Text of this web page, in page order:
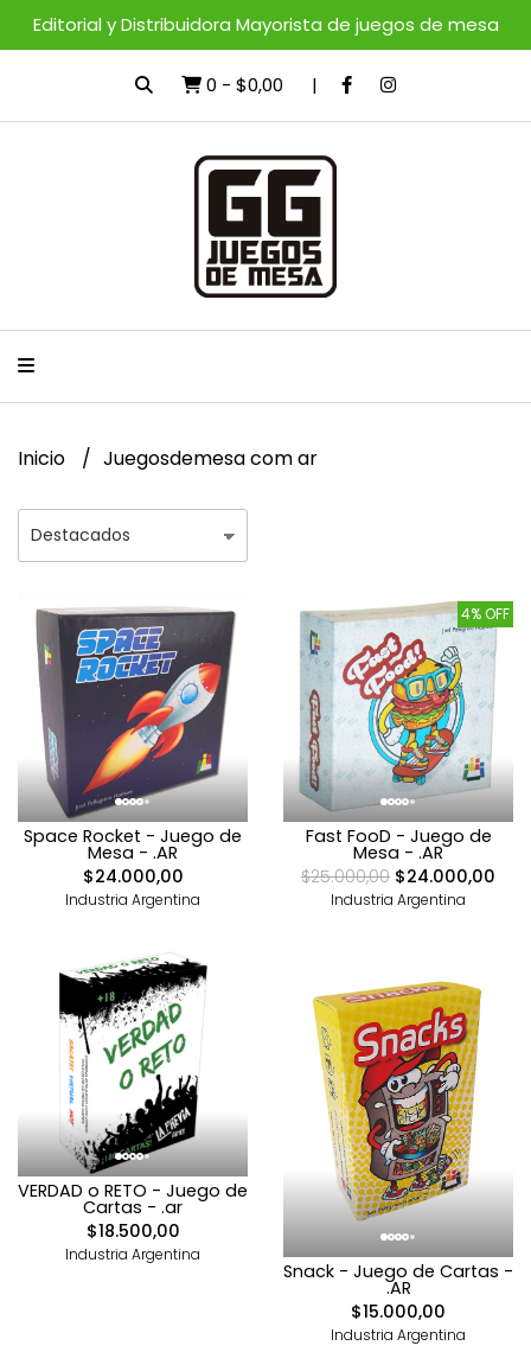
Editorial y Distribuidora Mayorista de juegos de mesa
0 - $0,00
Inicio Juegosdemesa com ar
Space Rocket - Juego de
Mesa - .AR
$24.000,00
Industria Argentina
4% OFF
Fast FooD - Juego de
Mesa - .AR
$25.000,00 $24.000,00
Industria Argentina
VERDAD o RETO - Juego de
Cartas - .ar
$18.500,00
Industria Argentina
Snack - Juego de Cartas -
.AR
$15.000,00
Industria Argentina